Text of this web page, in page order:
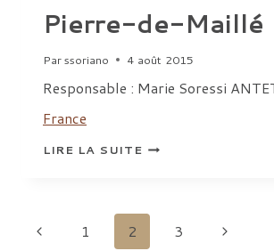
Pierre-de-Maillé
Parssoriano 4 août 2015
Responsable : Marie Soressi
France
LIRE LA SUITEGROTTE
DES
MAILLÉ
Navigation
Page
1 2 3
Page